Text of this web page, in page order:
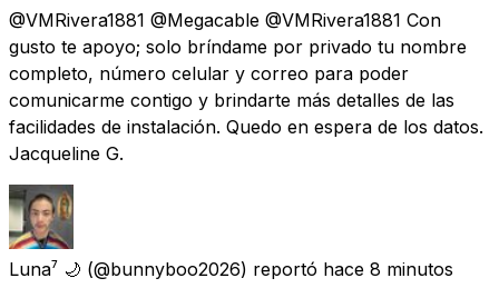
@VMRivera1881 @Megacable @VMRivera1881 Con
gusto te apoyo; solo bríndame por privado tu nombre
completo, número celular y correo para poder
comunicarme contigo y brindarte más detalles de las
facilidades de instalación. Quedo en espera de los datos.
Jacqueline G.
Luna⁷ 🌙 (@bunnyboo2026) reportó hace 8 minutos